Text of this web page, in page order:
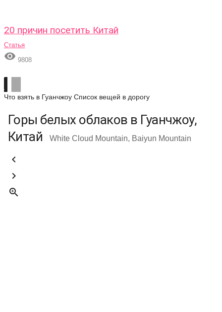
20 причин посетить Китай
Статья
 9808
Что взять в Гуанчжоу Список вещей в дорогу
Горы белых облаков в Гуанчжоу,
Китай
White Cloud Mountain, Baiyun Mountain


